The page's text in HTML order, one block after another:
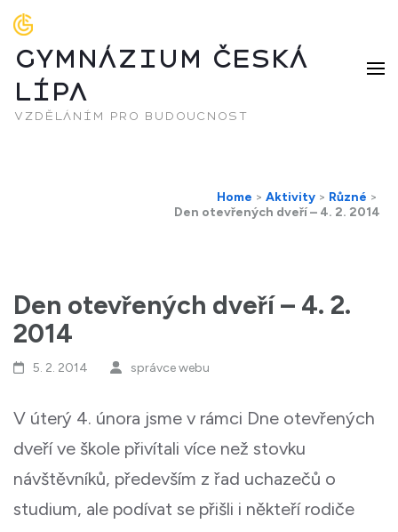
GYMNÁZIUM ČESKÁ
LÍPA
vzděláním pro budoucnost
Home > Aktivity > Různé >
Den otevřených dveří – 4. 2. 2014
Den otevřených dveří – 4. 2.
2014
5. 2. 2014 správce webu
V úterý 4. února jsme v rámci Dne otevřených
dveří ve škole přivítali více než stovku
návštěvníků, především z řad uchazečů o
studium, ale podívat se přišli i někteří rodiče